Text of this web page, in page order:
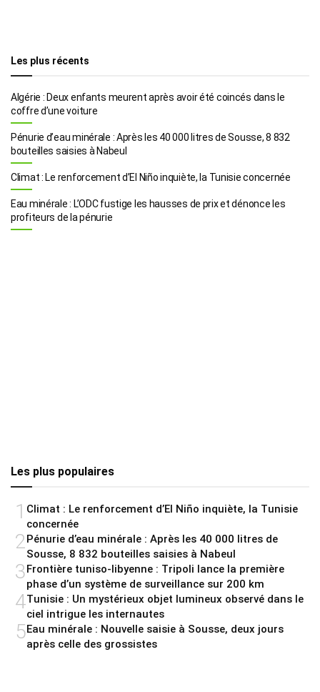
Les plus récents
Algérie : Deux enfants meurent après avoir été coincés dans le
coffre d’une voiture
Pénurie d’eau minérale : Après les 40 000 litres de Sousse, 8 832
bouteilles saisies à Nabeul
Climat : Le renforcement d’El Niño inquiète, la Tunisie concernée
Eau minérale : L’ODC fustige les hausses de prix et dénonce les
profiteurs de la pénurie
Les plus populaires
1 Climat : Le renforcement d’El Niño inquiète, la Tunisie
concernée
2 Pénurie d’eau minérale : Après les 40 000 litres de
Sousse, 8 832 bouteilles saisies à Nabeul
3 Frontière tuniso-libyenne : Tripoli lance la première
phase d’un système de surveillance sur 200 km
4Tunisie : Un mystérieux objet lumineux observé dans le
ciel intrigue les internautes
5Eau minérale : Nouvelle saisie à Sousse, deux jours
après celle des grossistes